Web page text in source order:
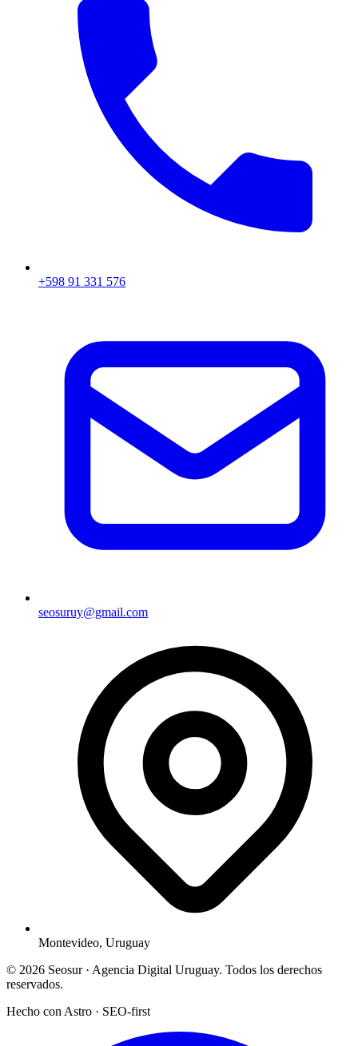
+598 91 331 576
seosuruy@gmail.com
Montevideo, Uruguay
© 2026 Seosur · Agencia Digital Uruguay. Todos los derechos
reservados.
Hecho con Astro · SEO-first